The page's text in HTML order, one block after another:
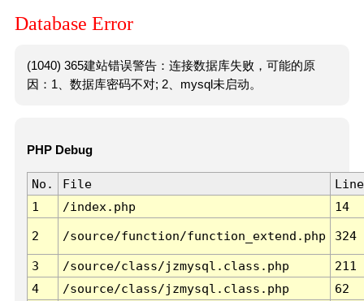
Database Error
(1040) 365建站错误警告：连接数据库失败，可能的原
因：1、数据库密码不对; 2、mysql未启动。
PHP Debug
No. File
Line
1
/index.php 14
2 /source/function/function_extend.php 324
3 /source/class/jzmysql.class.php
211
4
/source/class/jzmysql.class.php
62